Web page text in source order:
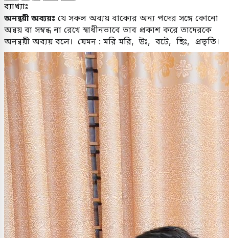
ব্যাখ্যাঃ
অনন্বয়ী অব্যয়ঃ যে সকল অব্যয় বাক্যের অন্য পদের সঙ্গে কোনো
অন্বয় বা সম্বন্ধ না রেখে স্বাধীনভাবে ভাব প্রকাশ করে তাদেরকে
অনন্বয়ী অব্যয় বলে। যেমন : মরি মরি, উঃ, বটে, ছিঃ, প্রভৃতি।